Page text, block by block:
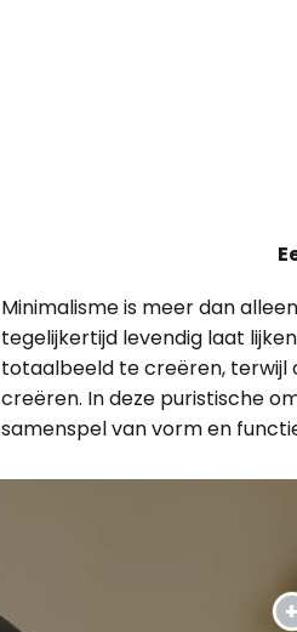
Minimalisme is meer dan
tegelijkertijd levendig laat
totaalbeeld te creëren, terwijl
creëren. In deze puristische
samenspel van vorm en